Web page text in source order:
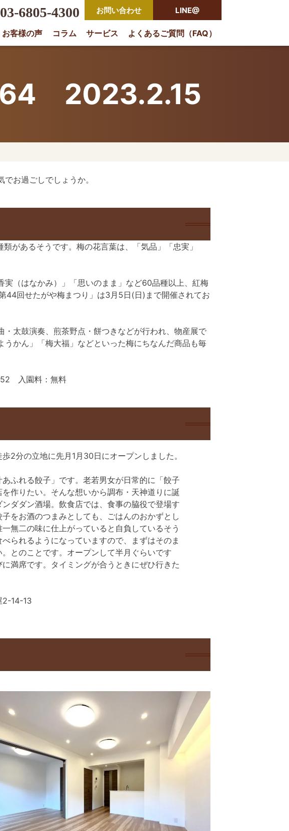
は株式会社Orio
03-6805-4300 お問い合わせ LINE@
お客様の声 コラム サービス よくあるご質問（FAQ）
2023.2.15
お過ごしでしょうか。
があるそうです。梅の花言葉は、「気品」「忠実」
（はなかみ）」「思いのまま」など60品種以上、紅梅
回せたがや梅まつり」は3月5日(日)まで開催されてお
太鼓演奏、煎茶野点・餅つきなどが行われ、物産展で
かん」「梅大福」などといった梅にちなんだ商品も毎
入園料：無料
2分の立地に先月1月30日にオープンしました。
ふれる餃子」です。老若男女が日常的に「餃子
作りたい。そんな想いから調布・天神道りに誕
ダダン酒場。飲食店では、食事の脇役で登場す
をお酒のつまみとしても、ごはんのおかずとし
無二の味に仕上がっていると自負しているそう
られるようになっていますので、まずはそのま
とのことです。オープンして半月ぐらいです
満席です。タイミングが合うときにぜひ行きた
2-14-13